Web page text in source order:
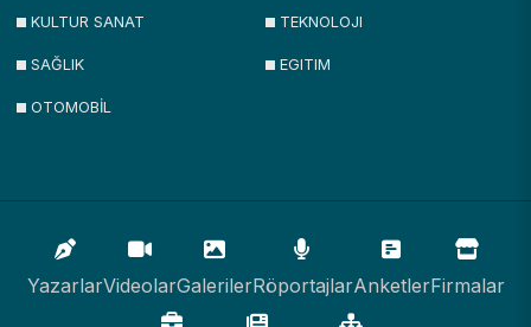
KULTUR SANAT TEKNOLOJI
SAĞLIK EGITIM
OTOMOBİL
YazarlarVideolarGalerilerRöportajlarAnketlerFirmalar